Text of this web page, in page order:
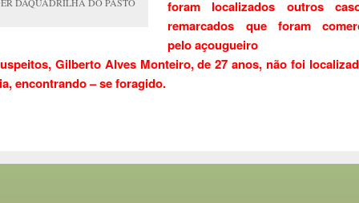
foram localizados outros
remarcados que foram
pelo açougueiro
Gilberto Alves Monteiro, de 27 anos, não foi
encontrando – se foragido.